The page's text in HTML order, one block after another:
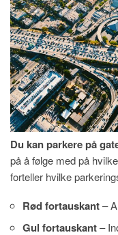
Du kan parkere på
på å følge med på
forteller hvilke
Rød fortauskant–
Gul fortauskant–